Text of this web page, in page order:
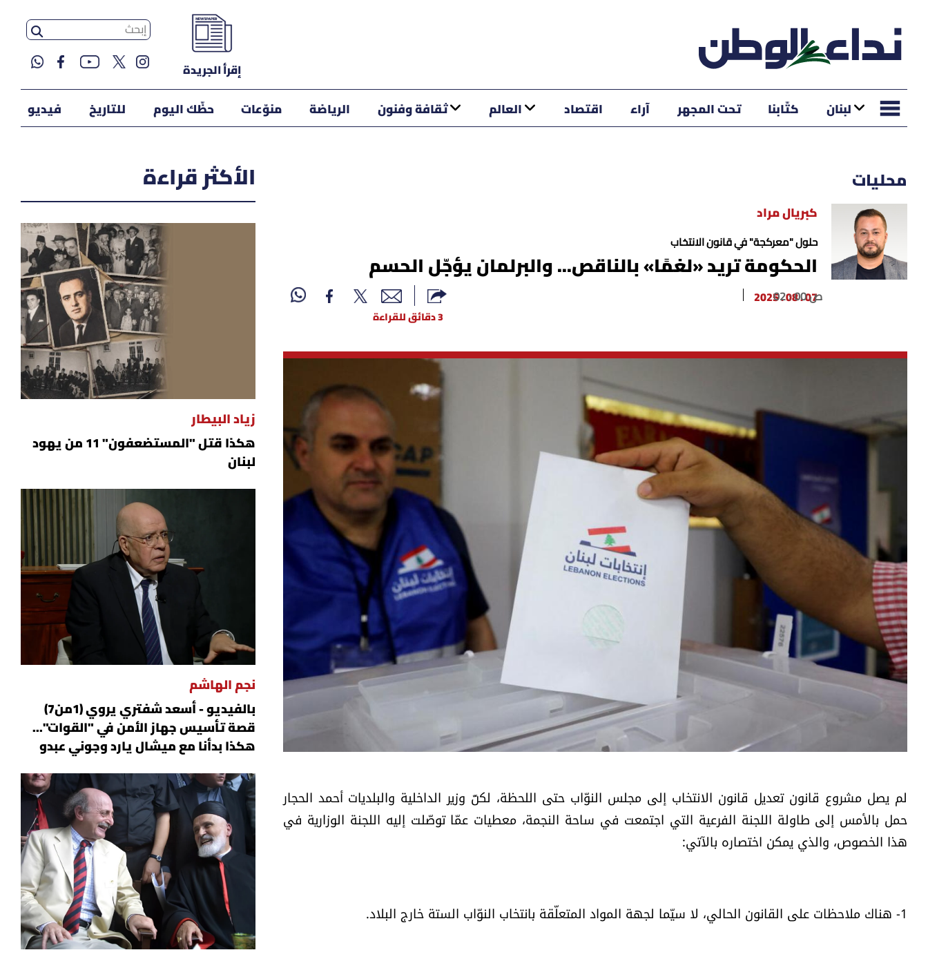
إقرأ الجريدة
لبنان كتّابنا تحت المجهر آراء اقتصاد العالم ثقافة وفنون الرياضة منوّعات حظّك اليوم للتاريخ فيديو
محليات
كبريال مراد
حلول "معركجة" في قانون الانتخاب
الحكومة تريد «لغمًا» بالناقص... والبرلمان يؤجّل الحسم
07 . 08 . 2025
02 : 00 ص
3 دقائق للقراءة
لم يصل مشروع قانون تعديل قانون الانتخاب إلى مجلس النوّاب حتى اللحظة، لكنّ وزير الداخلية والبلديات أحمد الحجار
حمل بالأمس إلى طاولة اللجنة الفرعية التي اجتمعت في ساحة النجمة، معطيات عمّا توصّلت إليه اللجنة الوزارية في
هذا الخصوص، والذي يمكن اختصاره بالآتي:
1- هناك ملاحظات على القانون الحالي، لا سيّما لجهة المواد المتعلّقة بانتخاب النوّاب الستة خارج البلاد.
الأكثر قراءة
زياد البيطار
هكذا قتل "المستضعفون" 11 من يهود
لبنان
نجم الهاشم
بالفيديو - أسعد شفتري يروي (1من7)
قصة تأسيس جهاز الأمن في "القوات"...
هكذا بدأنا مع ميشال يارد وجوني عبدو